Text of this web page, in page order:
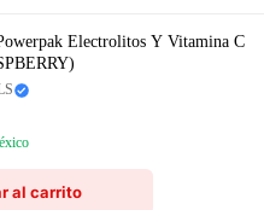
Electrolitos Y Vitamina C
al carrito